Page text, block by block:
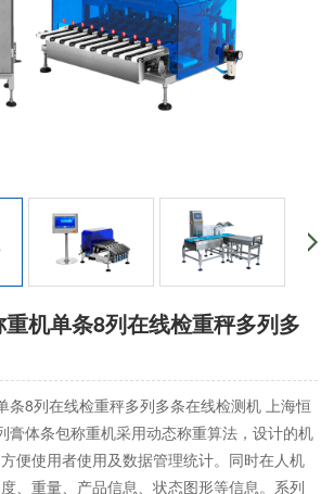
机单条8列在线检重秤多列多
条8列在线检重秤多列多条在线检测机 上海恒
膏体条包称重机采用动态称重算法，设计的机
便使用者使用及数据管理统计。同时在人机
、重量、产品信息、状态图形等信息。系列